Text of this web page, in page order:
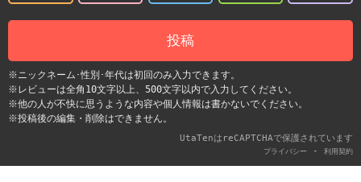
投稿
※ニックネーム･性別･年代は初回のみ入力できます。
※レビューは全角10文字以上、500文字以内で入力してください。
※他の人が不快に思うような内容や個人情報は書かないでください。
※投稿後の編集・削除はできません。
UtaTenはreCAPTCHAで保護されています
プライバシー - 利用契約